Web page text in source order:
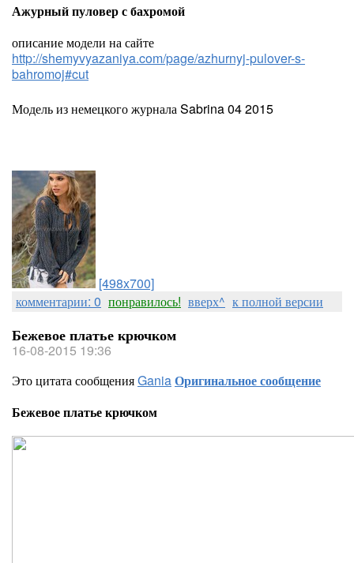
Ажурный пуловер с бахромой
описание модели на сайте
http://shemyvyazaniya.com/page/azhurnyj-pulover-s-
bahromoj#cut
Модель из немецкого журнала Sabrina 04 2015
[498x700]
комментарии: 0 понравилось! вверх^ к полной версии
Бежевое платье крючком
16-08-2015 19:36
Это цитата сообщенияGaniaОригинальное сообщение
Бежевое платье крючком